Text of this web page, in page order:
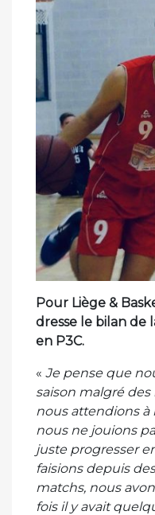
Pour Liège &
dresse le bilan de
en P3C.
« Je pense que
saison malgré des
nous attendions à
nous ne jouions
juste progresser
faisions depuis
matchs, nous
fois il y avait